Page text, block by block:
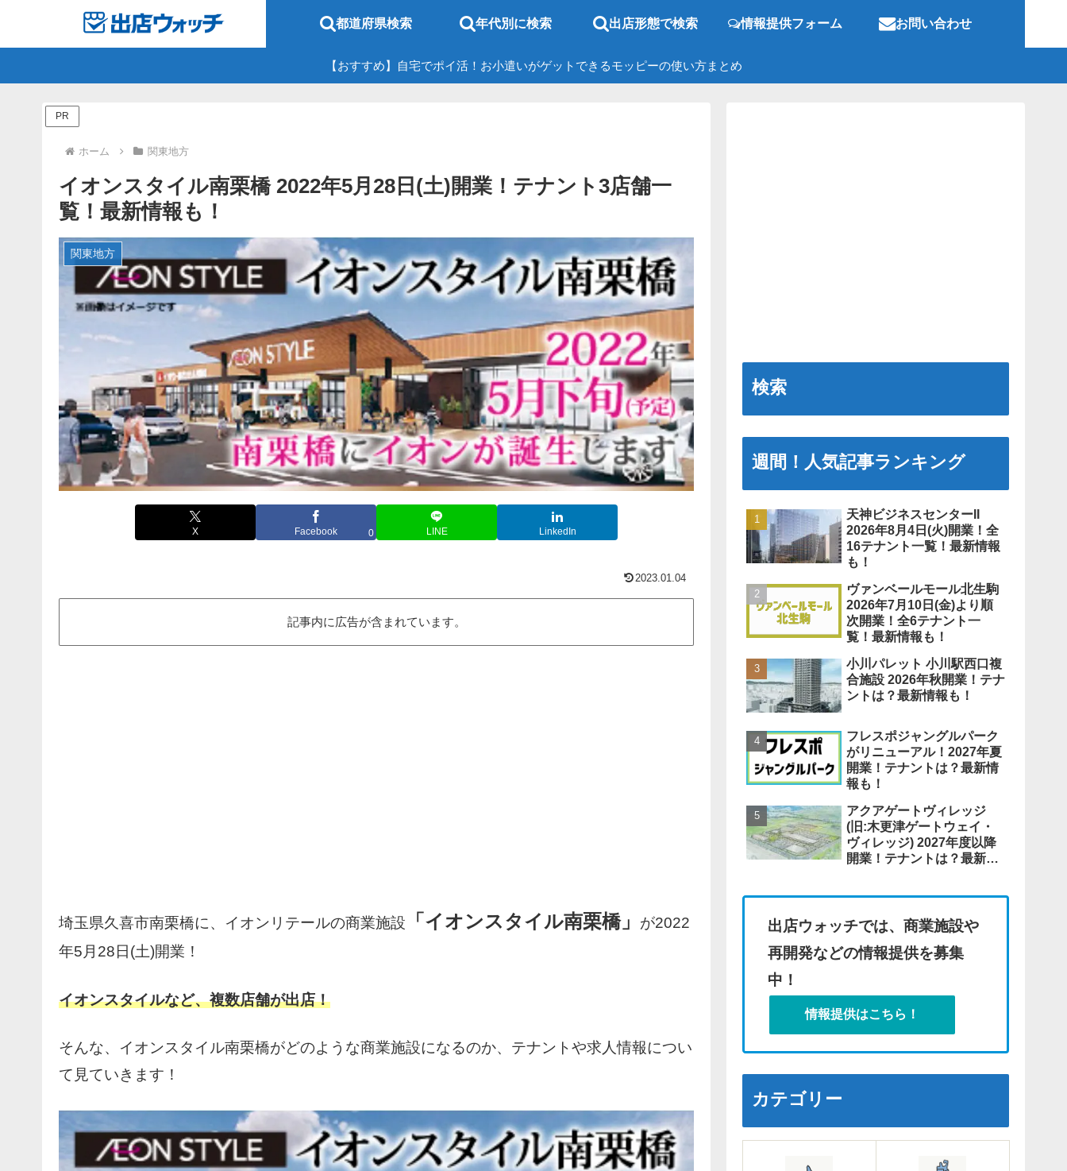
都道府県検索 年代別に検索 出店形態で検索 情報提供フォーム お問い合わせ
【おすすめ】自宅でポイ活！お小遣いがゲットできるモッピーの使い方まとめ
PR
ホーム 関東地方
イオンスタイル南栗橋 2022年5月28日(土)開業！テナント3店舗一
覧！最新情報も！
関東地方
X Facebook 0 LINE LinkedIn
2023.01.04
記事内に広告が含まれています。
埼玉県久喜市南栗橋に、イオンリテールの商業施設 「イオンスタイル南栗橋」
が2022
年5月28日(土)開業！
イオンスタイルなど、複数店舗が出店！
そんな、イオンスタイル南栗橋がどのような商業施設になるのか、テナントや求人情報につい
て見ていきます！
検索
週間！人気記事ランキング
天神ビジネスセンターII
2026年8月4日(火)開業！全
16テナント一覧！最新情報
も！
ヴァンベールモール北生駒
2026年7月10日(金)より順
次開業！全6テナント一
覧！最新情報も！
小川パレット 小川駅西口複
合施設 2026年秋開業！テナ
ントは？最新情報も！
フレスポジャングルパーク
がリニューアル！2027年夏
開業！テナントは？最新情
報も！
アクアゲートヴィレッジ
(旧:木更津ゲートウェイ・
ヴィレッジ) 2027年度以降
開業！テナントは？最新情
出店ウォッチでは、商業施設や
再開発などの情報提供を募集
中！
情報提供はこちら！
カテゴリー